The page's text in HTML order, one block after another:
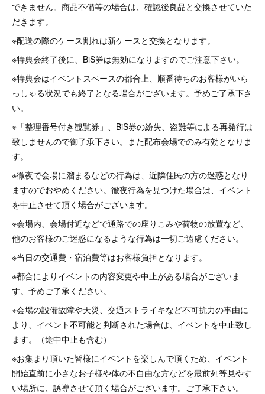
できません。商品不備等の場合は、確認後良品と交換させていた
だきます。
※配送の際のケース割れは新ケースと交換となります。
※特典会終了後に、BiS券は無効になりますのでご注意下さい。
※特典会はイベントスペースの都合上、順番待ちのお客様がいら
っしゃる状況でも終了となる場合がございます。予めご了承下さ
い。
※「整理番号付き観覧券」、BiS券の紛失、盗難等による再発行は
致しませんので御了承下さい。また配布会場でのみ有効となりま
す。
※徹夜で会場に溜まるなどの行為は、近隣住民の方の迷惑となり
ますのでおやめください。徹夜行為を見つけた場合は、イベント
を中止させて頂く場合がございます。
※会場内、会場付近などで通路での座りこみや荷物の放置など、
他のお客様のご迷惑になるような行為は一切ご遠慮ください。
※当日の交通費・宿泊費等はお客様負担となります。
※都合によりイベントの内容変更や中止がある場合がございま
す。予めご了承ください。
※会場の設備故障や天災、交通ストライキなど不可抗力の事由に
より、イベント不可能と判断された場合は、イベントを中止致し
ます。（途中中止も含む）
※お集まり頂いた皆様にイベントを楽しんで頂くため、イベント
開始直前に小さなお子様や体の不自由な方などを最前列等見やす
い場所に、誘導させて頂く場合がございます。ご了承下さい。